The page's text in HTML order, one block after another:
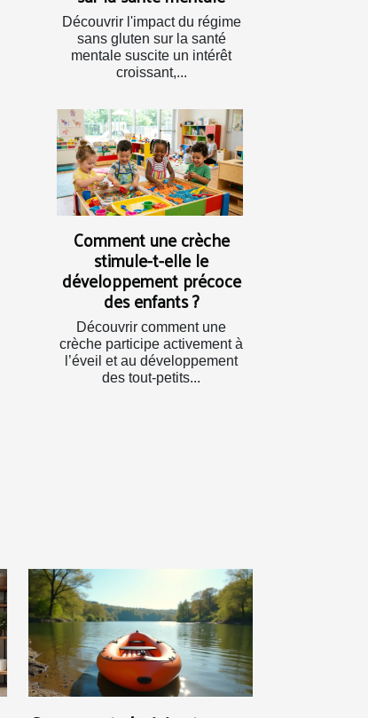
Découvrir l'impact du régime
sans gluten sur la santé
mentale suscite un intérêt
croissant,...
Comment une crèche
stimule-t-elle le
développement précoce
des enfants ?
Découvrir comment une
crèche participe activement à
l’éveil et au développement
des tout-petits...